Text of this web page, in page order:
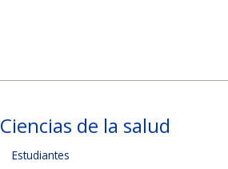
Ciencias de la salud
Estudiantes